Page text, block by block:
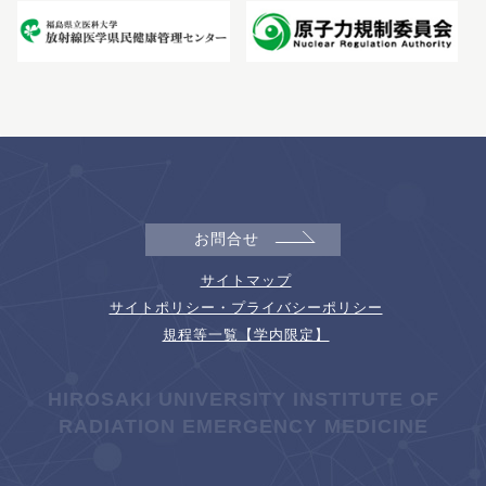
お問合せ
サイトマップ
サイトポリシー・プライバシーポリシー
規程等一覧【学内限定】
HIROSAKI UNIVERSITY INSTITUTE OF
RADIATION EMERGENCY MEDICINE